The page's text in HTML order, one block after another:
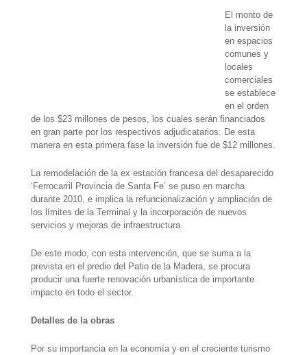
El monto de
la inversión
en espacios
comunes y
locales
comerciales
se establece
en el orden
de los $23 millones de pesos, los cuales serán financiados
en gran parte por los respectivos adjudicatarios. De esta
manera en esta primera fase la inversión fue de $12 millones.
La remodelación de la ex estación francesa del desaparecido
‘Ferrocarril Provincia de Santa Fe’ se puso en marcha
durante 2010, e implica la refuncionalización y ampliación de
los límites de la Terminal y la incorporación de nuevos
servicios y mejoras de infraestructura.
De este modo, con esta intervención, que se suma a la
prevista en el predio del Patio de la Madera, se procura
producir una fuerte renovación urbanística de importante
impacto en todo el sector.
Detalles de la obras
Por su importancia en la economía y en el creciente turismo